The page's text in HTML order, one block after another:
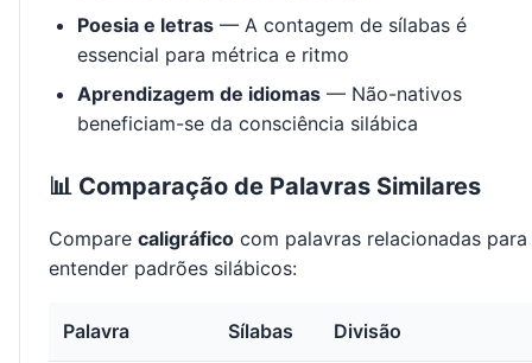
Poesia e letras — A contagem de sílabas é
essencial para métrica e ritmo
Aprendizagem de idiomas — Não-nativos
beneficiam-se da consciência silábica
📊 Comparação de Palavras Similares
Compare caligráfico com palavras relacionadas para
entender padrões silábicos:
Palavra Sílabas Divisão